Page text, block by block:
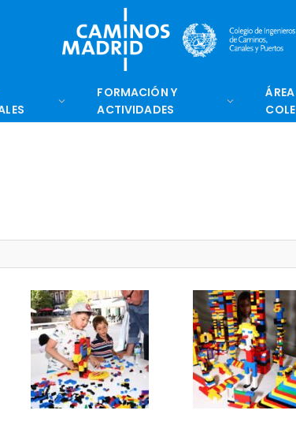
FORMACIÓN Y
ACTIVIDADES